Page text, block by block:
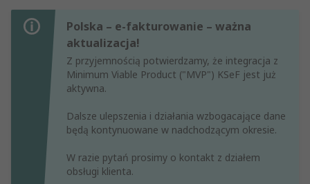
Polska – e-fakturowanie – ważna
aktualizacja!
Z przyjemnością potwierdzamy, że integracja z
Minimum Viable Product ("MVP") KSeF jest już
aktywna.
Dalsze ulepszenia i działania wzbogacające dane
będą kontynuowane w nadchodzącym okresie.
W razie pytań prosimy o kontakt z działem
obsługi klienta.